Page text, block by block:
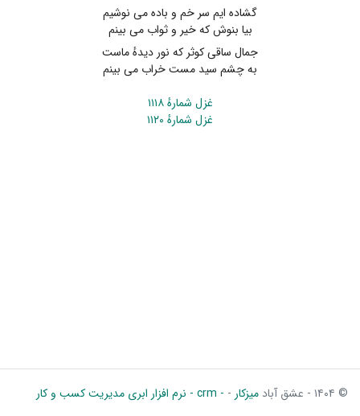
گشاده ایم سر خم و باده می نوشیم
بیا بنوش که خیر و ثواب می بینم
جمال ساقی کوثر که نور دیدهٔ ماست
به چشم سید مست خراب می بینم
غزل شمارهٔ ۱۱۱۸
غزل شمارهٔ ۱۱۲۰
© ۱۴۰۴ - عشق آباد میزکار - - crm - نرم افزار ابری مدیریت کسب و کار